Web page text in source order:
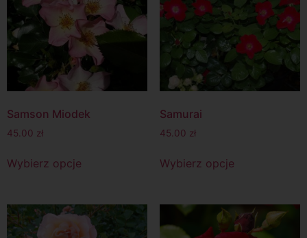
Samson Miodek
45.00 zł
Wybierz opcje
Samurai
45.00 zł
Wybierz opcje